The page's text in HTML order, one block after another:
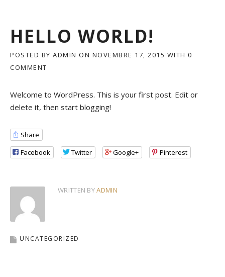
HELLO WORLD!
POSTED BY ADMIN ON NOVEMBRE 17, 2015 WITH 0
COMMENT
Welcome to WordPress. This is your first post. Edit or
delete it, then start blogging!
Share
Facebook
Twitter Google+ Pinterest
WRITTEN BYADMIN
UNCATEGORIZED